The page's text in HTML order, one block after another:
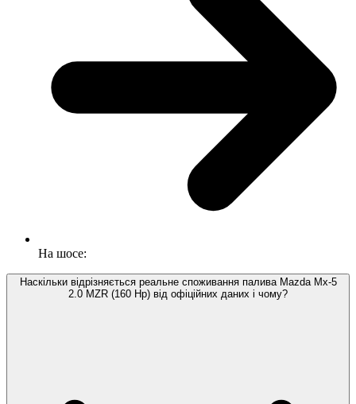
На шосе:
Наскільки відрізняється реальне споживання палива Mazda Mx-5
2.0 MZR (160 Hp) від офіційних даних і чому?